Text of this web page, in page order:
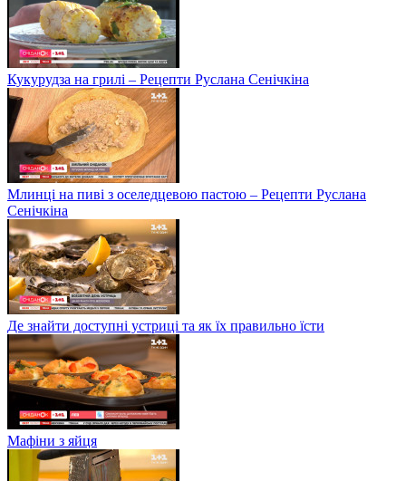
Кукурудза на грилі – Рецепти Руслана Сенічкіна
Млинці на пиві з оселедцевою пастою – Рецепти Руслана
Сенічкіна
Де знайти доступні устриці та як їх правильно їсти
Мафіни з яйця